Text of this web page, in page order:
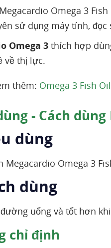
Omega 3
sử dụng máy tính, đọc
Omega 3 thích hợp
về thị lực.
thêm: Omega 3 Fish
- Cách
dùng
Megacardio Omega 3
dùng
uống và tốt hơn
chỉ định